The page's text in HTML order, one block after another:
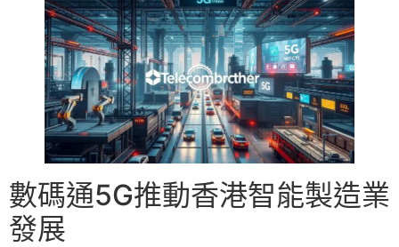
數碼通5G推動香港智能製造業
發展